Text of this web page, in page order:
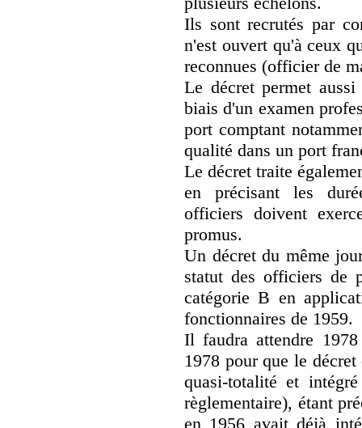
Ils sont recrutés par
n'est ouvert qu'à ceux
reconnues (officier de
Le décret permet
biais d'un examen
port comptant
qualité dans un port
Le décret traite
en précisant les
officiers doivent
promus.
Un décret du même
statut des officiers de
catégorie B en
fonctionnaires de 1959.
Il faudra attendre
1978 pour que le
quasi-totalité et
règlementaire), étant
en 1956 avait déjà